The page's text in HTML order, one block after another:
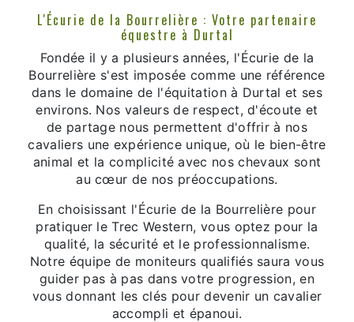
L'Écurie de la Bourrelière : Votre partenaire
équestre à Durtal
Fondée il y a plusieurs années, l'Écurie de la
Bourrelière s'est imposée comme une référence
dans le domaine de l'équitation à Durtal et ses
environs. Nos valeurs de respect, d'écoute et
de partage nous permettent d'offrir à nos
cavaliers une expérience unique, où le bien-être
animal et la complicité avec nos chevaux sont
au cœur de nos préoccupations.
En choisissant l'Écurie de la Bourrelière pour
pratiquer le Trec Western, vous optez pour la
qualité, la sécurité et le professionnalisme.
Notre équipe de moniteurs qualifiés saura vous
guider pas à pas dans votre progression, en
vous donnant les clés pour devenir un cavalier
accompli et épanoui.